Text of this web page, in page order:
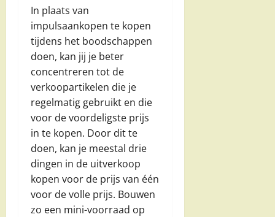
In plaats van
impulsaankopen te kopen
tijdens het boodschappen
doen, kan jij je beter
concentreren tot de
verkoopartikelen die je
regelmatig gebruikt en die
voor de voordeligste prijs
in te kopen. Door dit te
doen, kan je meestal drie
dingen in de uitverkoop
kopen voor de prijs van één
voor de volle prijs. Bouwen
zo een mini-voorraad op